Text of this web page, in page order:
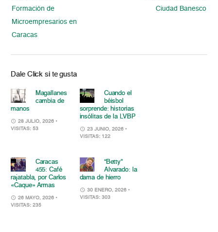
Formación de
Microempresarios en
Caracas
Ciudad Banesco
Dale Click si te gusta
Magallanes
cambia de
manos
28 JULIO, 2026 •
VISITAS: 53
Cuando el
béisbol
sorprende: historias
insólitas de la LVBP
23 JUNIO, 2026 •
VISITAS: 122
Caracas
455: Café
rajatabla, por Carlos
«Caque» Armas
26 MAYO, 2026 •
VISITAS: 235
“Betty”
Alvarado: la
dama de hierro
30 ENERO, 2026 •
VISITAS: 303